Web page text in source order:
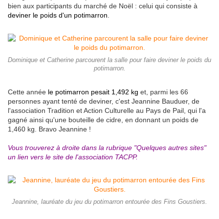
bien aux participants du marché de Noël : celui qui consiste à
deviner le poids d'un potimarron
Dominique et Catherine parcourent la salle pour faire deviner le poids du
potimarron.
Cette année le potimarron pesait 1,492 kg et, parmi les 66
personnes ayant tenté de deviner, c'est Jeannine Bauduer, de
l'association Tradition et Action Culturelle au Pays de Pail, qui l'a
gagné ainsi qu'une bouteille de cidre, en donnant un poids de
1,460 kg. Bravo Jeannine !
Vous trouverez à droite dans la rubrique "Quelques autres sites"
un lien vers le site de l'association TACPP.
Jeannine, lauréate du jeu du potimarron entourée des Fins Goustiers.